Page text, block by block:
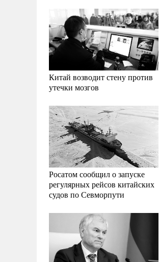
Китай возводит стену против
утечки мозгов
Росатом сообщил о запуске
регулярных рейсов китайских
судов по Севморпути